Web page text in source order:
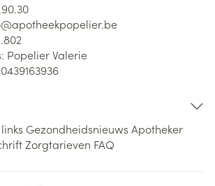
apotheekpopelier.be
Popelier Valerie
Gezondheidsnieuws Apotheker
Zorgtarieven FAQ